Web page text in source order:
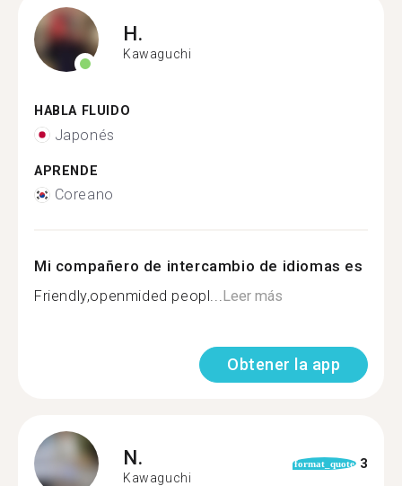
H.
Kawaguchi
HABLA FLUIDO
Japonés
APRENDE
Coreano
Mi compañero de intercambio de idiomas es
Friendly,openmided peopl...Leer más
Obtener la app
N.
Kawaguchi
format_quote 3